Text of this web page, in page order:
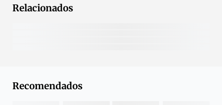
Relacionados
Recomendados